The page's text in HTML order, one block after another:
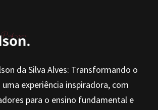
da Silva Alves: Transformando o
experiência inspiradora, com
para o ensino fundamental e